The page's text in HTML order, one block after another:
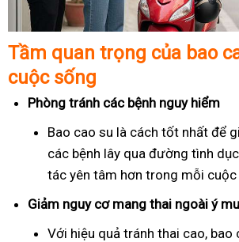
Tầm quan trọng của bao
cuộc sống
Phòng tránh các bệnh nguy hiểm
Bao cao su là cách tốt nhất để
các bệnh lây qua đường tình
tác yên tâm hơn trong mỗi cuộc
Giảm nguy cơ mang thai ngoài ý
Với hiệu quả tránh thai cao, bao